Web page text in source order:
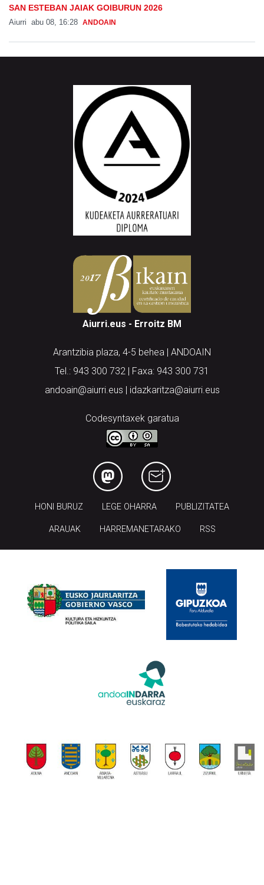
SAN ESTEBAN JAIAK GOIBURUN 2026
Aiurri abu 08, 16:28 ANDOAIN
Aiurri.eus - Erroitz BM
Arantzibia plaza, 4-5 behea | ANDOAIN
Tel.: 943 300 732 | Faxa: 943 300 731
andoain@aiurri.eus | idazkaritza@aiurri.eus
Codesyntaxek garatua
HONI BURUZ LEGE OHARRA PUBLIZITATEA
ARAUAK HARREMANETARAKO RSS